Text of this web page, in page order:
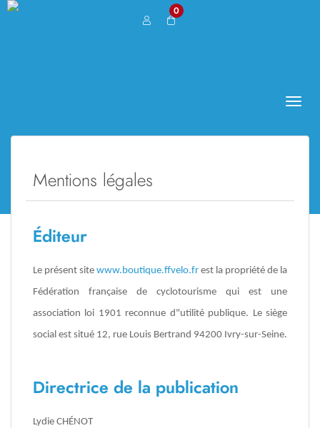
0
Mentions légales
Éditeur
Le présent site www.boutique.ffvelo.fr est la propriété de la
Fédération française de cyclotourisme qui est une
association loi 1901 reconnue d"utilité publique. Le siège
social est situé 12, rue Louis Bertrand 94200 Ivry-sur-Seine.
Directrice de la publication
Lydie CHÉNOT